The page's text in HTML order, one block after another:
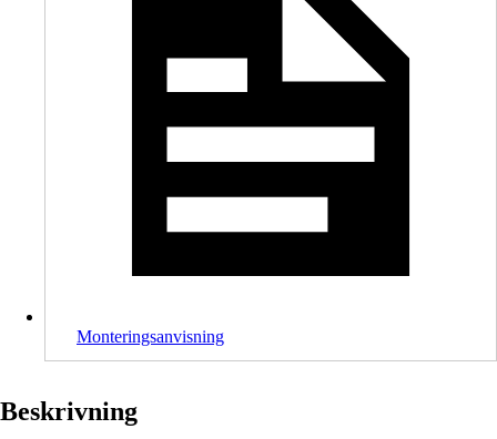
Monteringsanvisning
Beskrivning